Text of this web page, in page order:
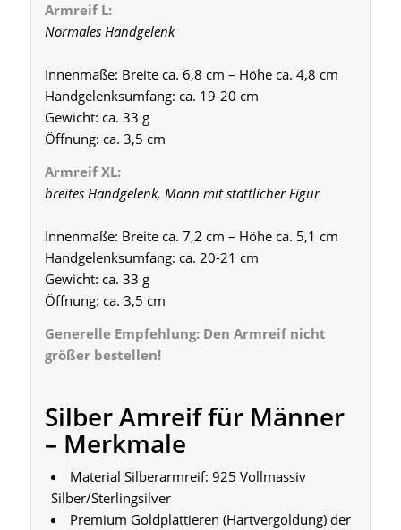
Armreif L:
Normales Handgelenk
Innenmaße: Breite ca. 6,8 cm – Höhe ca. 4,8 cm
Handgelenksumfang: ca. 19-20 cm
Gewicht: ca. 33 g
Öffnung: ca. 3,5 cm
Armreif XL:
breites Handgelenk, Mann mit stattlicher Figur
Innenmaße: Breite ca. 7,2 cm – Höhe ca. 5,1 cm
Handgelenksumfang: ca. 20-21 cm
Gewicht: ca. 33 g
Öffnung: ca. 3,5 cm
Generelle Empfehlung: Den Armreif nicht
größer bestellen!
Silber Amreif für Männer
– Merkmale
Material Silberarmreif: 925 Vollmassiv
Silber/Sterlingsilver
Premium Goldplattieren (Hartvergoldung) der